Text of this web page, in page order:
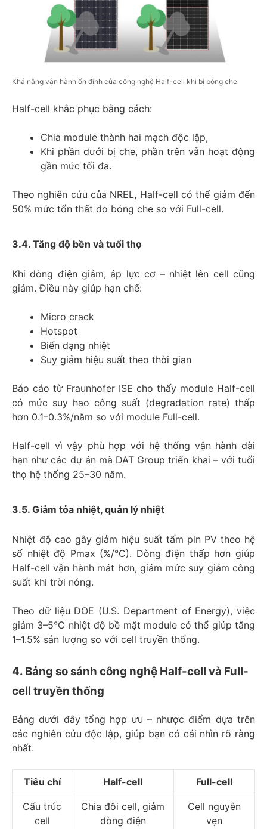
Khả năng vận hành ổn định của công nghệ Half-cell khi bị bóng che
Half-cell khắc phục bằng cách:
Chia module thành hai mạch độc lập,
Khi phần dưới bị che, phần trên vẫn hoạt động
gần mức tối đa.
Theo nghiên cứu của NREL, Half-cell có thể giảm đến
50% mức tổn thất do bóng che so với Full-cell.
3.4. Tăng độ bền và tuổi thọ
Khi dòng điện giảm, áp lực cơ – nhiệt lên cell cũng
giảm. Điều này giúp hạn chế:
Micro crack
Hotspot
Biến dạng nhiệt
Suy giảm hiệu suất theo thời gian
Báo cáo từ Fraunhofer ISE cho thấy module Half-cell
có mức suy hao công suất (degradation rate) thấp
hơn 0.1–0.3%/năm so với module Full-cell.
Half-cell vì vậy phù hợp với hệ thống vận hành dài
hạn như các dự án mà DAT Group triển khai – với tuổi
thọ hệ thống 25–30 năm.
3.5. Giảm tỏa nhiệt, quản lý nhiệt
Nhiệt độ cao gây giảm hiệu suất tấm pin PV theo hệ
số nhiệt độ Pmax (%/°C). Dòng điện thấp hơn giúp
Half-cell vận hành mát hơn, giảm mức suy giảm công
suất khi trời nóng.
Theo dữ liệu DOE (U.S. Department of Energy), việc
giảm 3–5°C nhiệt độ bề mặt module có thể giúp tăng
1–1.5% sản lượng so với cell truyền thống.
4. Bảng so sánh công nghệ Half-cell và Full-
cell truyền thống
Bảng dưới đây tổng hợp ưu – nhược điểm dựa trên
các nghiên cứu độc lập, giúp bạn có cái nhìn rõ ràng
nhất.
Tiêu chí Half-cell Full-cell
Cấu trúc
cell
Chia đôi cell, giảm
dòng điện
Cell nguyên
vẹn